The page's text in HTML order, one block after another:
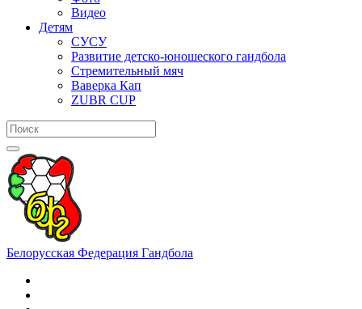
Видео
Детям
СУСУ
Развитие детско-юношеского гандбола
Стремительный мяч
Ваверка Кап
ZUBR CUP
Белорусская Федерация Гандбола